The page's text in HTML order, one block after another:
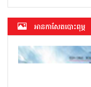
អាន​កាសែត​បោះពុម្ភ